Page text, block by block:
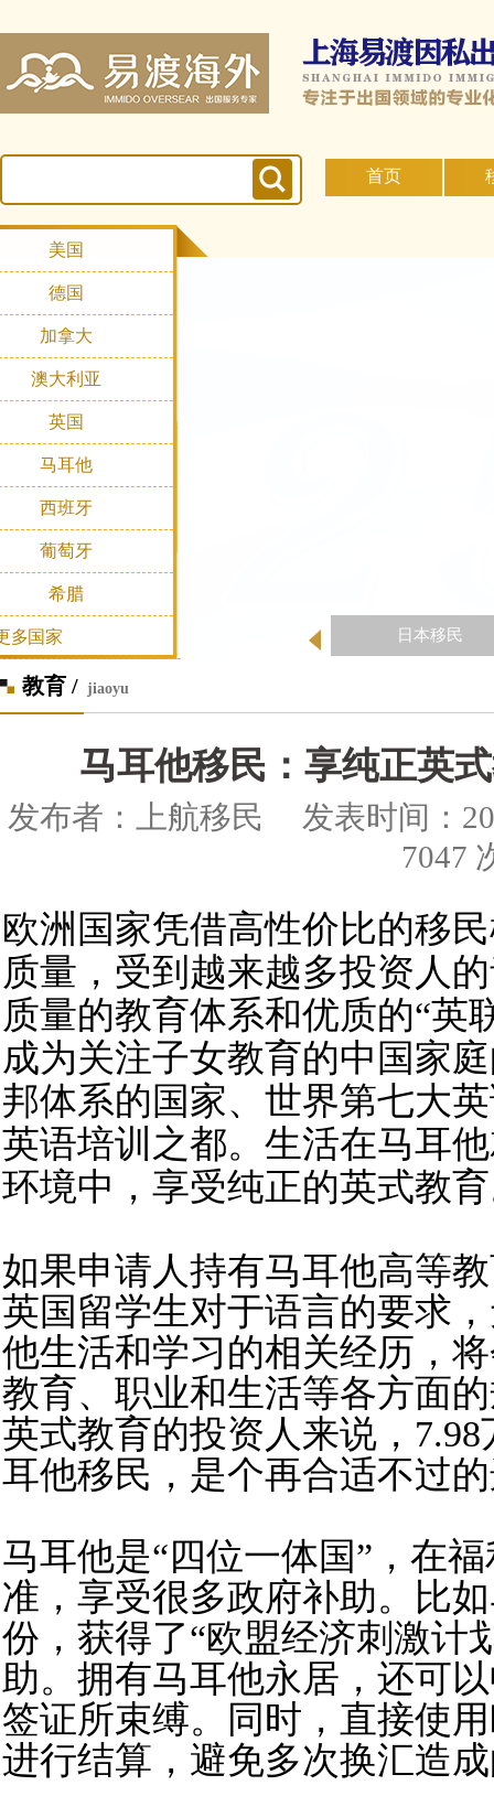
首页
美国
德国
加拿大
澳大利亚
英国
马耳他
西班牙
葡萄牙
希腊
多国家 日本移民
教育 / jiaoyu
马耳他移民：享纯正英
发布者：上航移民 发表时间：
7047
欧洲国家凭借高性价比的移
质量，受到越来越多投资人
质量的教育体系和优质的“英
成为关注子女教育的中国家
邦体系的国家、世界第七大
英语培训之都。生活在马耳
环境中，享受纯正的英式教
如果申请人持有马耳他高等
英国留学生对于语言的要求
他生活和学习的相关经历，
教育、职业和生活等各方面
英式教育的投资人来说，
耳他移民，是个再合适不过
马耳他是“四位一体国”，在
准，享受很多政府补助。比
份，获得了“欧盟经济刺激计
助。拥有马耳他永居，还可
签证所束缚。同时，直接使
进行结算，避免多次换汇造